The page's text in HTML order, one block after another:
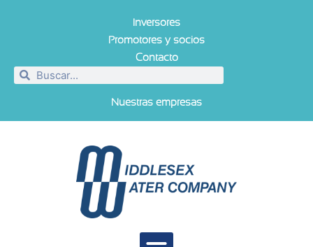
Inversores
Promotores y socios
Contacto
Nuestras empresas